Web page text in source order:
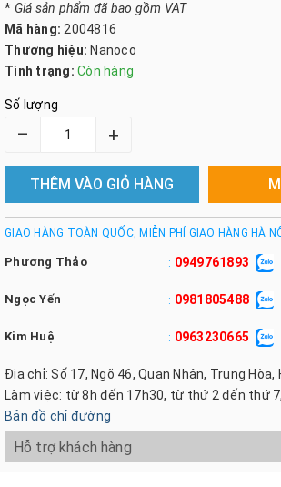
* Giá sản phẩm đã bao gồm VAT
Mã hàng: 2004816
Thương hiệu: Nanoco
Tình trạng: Còn hàng
Số lượng
– +
THÊM VÀO GIỎ HÀNG
GIAO HÀNG TOÀN QUỐC, MIỄN PHÍ GIAO HÀNG HÀ
Phương Thảo : 0949761893
Ngọc Yến : 0981805488
Kim Huệ : 0963230665
Địa chỉ: Số 17, Ngõ 46, Quan Nhân, Trung Hòa,
Làm việc: từ 8h đến 17h30, từ thứ 2 đến thứ
Bản đồ chỉ đường
Hỗ trợ khách hàng